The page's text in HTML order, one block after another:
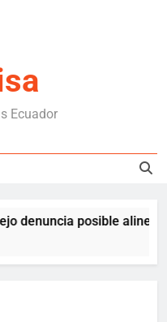
Ecuador
denuncia posible